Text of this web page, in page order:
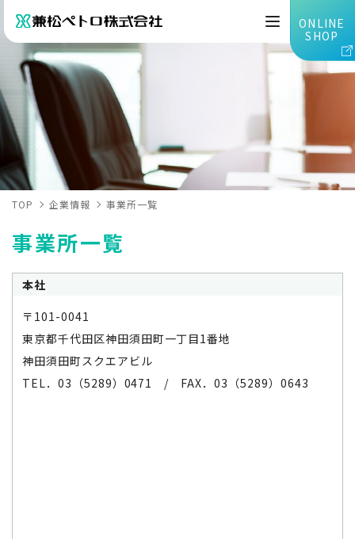
ONLINE
SHOP
TOP 企業情報 事業所一覧
事業所一覧
本社
〒101-0041
東京都千代田区神田須田町一丁目1番地
神田須田町スクエアビル
TEL．03（5289）0471 / FAX．03（5289）0643